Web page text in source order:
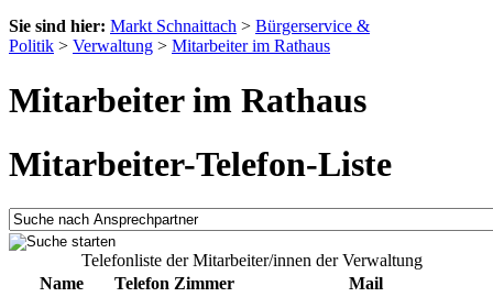
Sie sind hier: Markt Schnaittach > Bürgerservice &
Politik > Verwaltung > Mitarbeiter im Rathaus
Mitarbeiter im Rathaus
Mitarbeiter-Telefon-Liste
Telefonliste der Mitarbeiter/innen der Verwaltung
Name
Telefon Zimmer
Mail